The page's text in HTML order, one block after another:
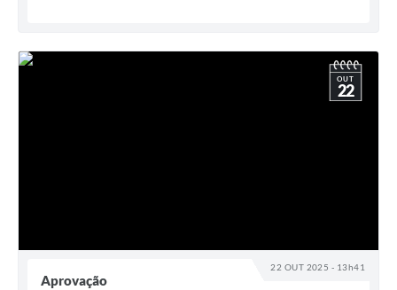
22 OUT 2025 - 13h41
OUT
22
Aprovação